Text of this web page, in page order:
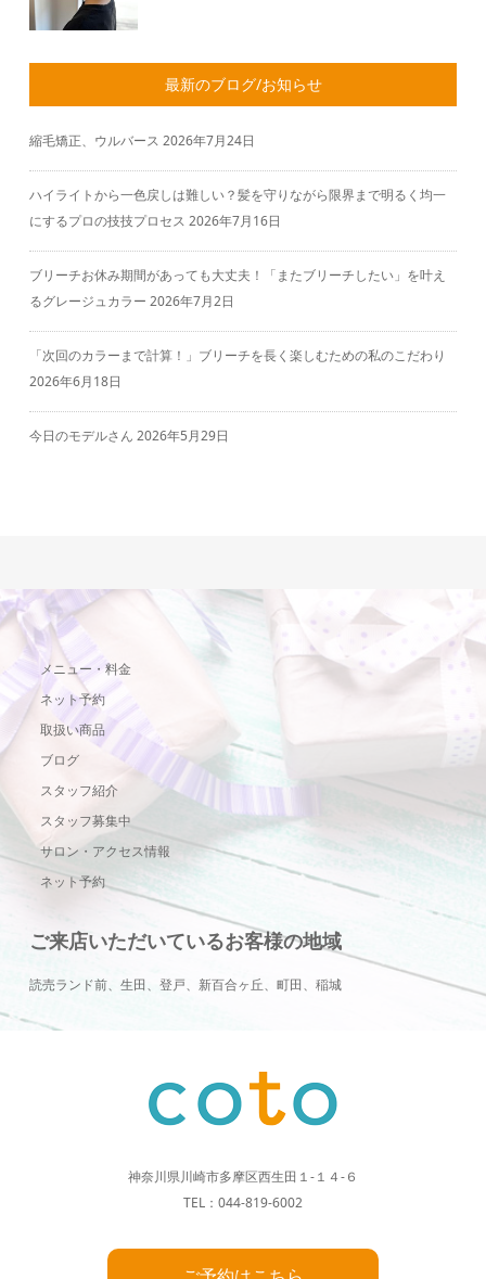
最新のブログ/お知らせ
縮毛矯正、ウルバース 2026年7月24日
ハイライトから一色戻しは難しい？髪を守りながら限界まで明るく均一
にするプロの技技プロセス 2026年7月16日
ブリーチお休み期間があっても大丈夫！「またブリーチしたい」を叶え
るグレージュカラー 2026年7月2日
「次回のカラーまで計算！」ブリーチを長く楽しむための私のこだわり
2026年6月18日
今日のモデルさん 2026年5月29日
メニュー・料金
ネット予約
取扱い商品
ブログ
スタッフ紹介
スタッフ募集中
サロン・アクセス情報
ネット予約
ご来店いただいているお客様の地域
読売ランド前、生田、登戸、新百合ヶ丘、町田、稲城
神奈川県川崎市多摩区西生田１-１４-６
TEL：044-819-6002